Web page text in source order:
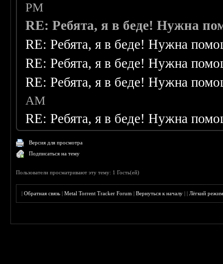
PM
RE: Ребята, я в беде! Нужна
RE: Ребята, я в беде! Нужна
RE: Ребята, я в беде! Нужна
RE: Ребята, я в беде! Нужна
AM
RE: Ребята, я в беде! Нужна
Версия для просмотра
Подписаться на тему
Пользователи просматривают эту тему: 1 Гость(ей)
|Обратная связь |Metal Torrent Tracker Forum |Вернуться к началу ||Лёгкий